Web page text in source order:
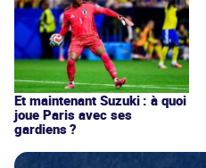
Et maintenant Suzuki : à quoi
joue Paris avec ses
gardiens ?